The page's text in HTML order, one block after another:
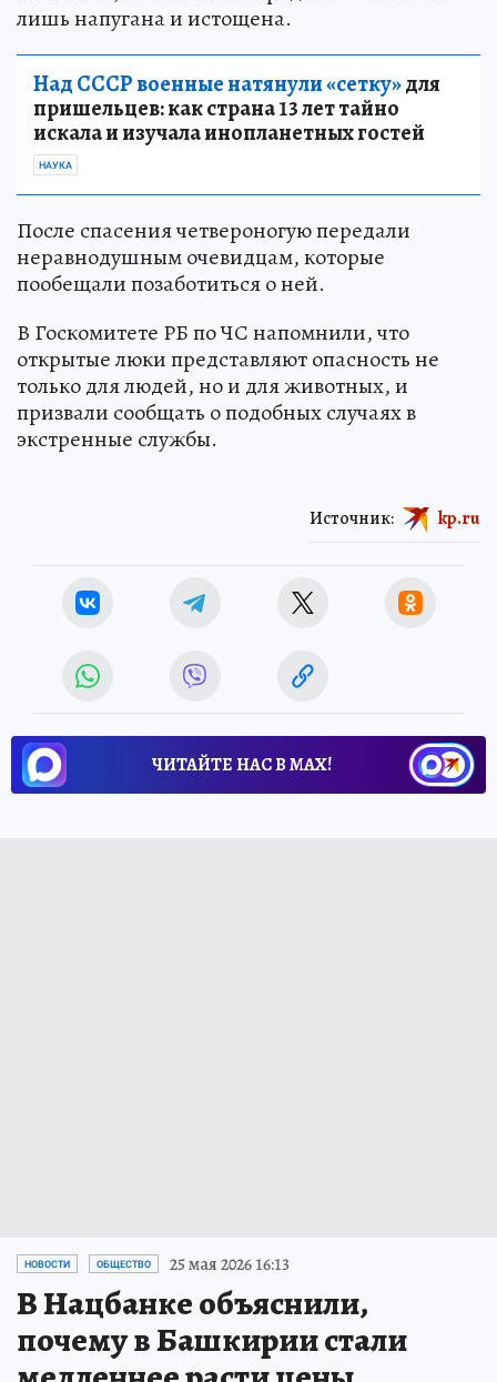
лишь напугана и истощена.
Над СССР военные натянули «сетку»для
пришельцев: как страна 13 лет тайно
искала и изучала инопланетных гостей
НАУКА
После спасения четвероногую передали
неравнодушным очевидцам, которые
пообещали позаботиться о ней.
В Госкомитете РБ по ЧС напомнили, что
открытые люки представляют опасность не
только для людей, но и для животных, и
призвали сообщать о подобных случаях в
экстренные службы.
Источник: kp.ru
ЧИТАЙТЕ НАС В МАХ!
НОВОСТИ ОБЩЕСТВО 25 мая 2026 16:13
В Нацбанке объяснили,
почему в Башкирии стали